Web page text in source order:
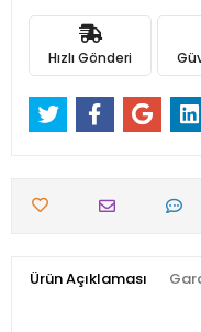
Hızlı Gönderi
Ürün Açıklaması